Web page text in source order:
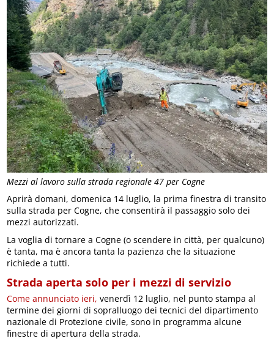
Mezzi al lavoro sulla strada regionale 47 per Cogne
Aprirà domani, domenica 14 luglio, la prima finestra di transito
sulla strada per Cogne, che consentirà il passaggio solo dei
mezzi autorizzati.
La voglia di tornare a Cogne (o scendere in città, per qualcuno)
è tanta, ma è ancora tanta la pazienza che la situazione
richiede a tutti.
Strada aperta solo per i mezzi di servizio
Come annunciato ieri,venerdì 12 luglio, nel punto stampa al
termine dei giorni di sopralluogo dei tecnici del dipartimento
nazionale di Protezione civile, sono in programma alcune
finestre di apertura della strada.